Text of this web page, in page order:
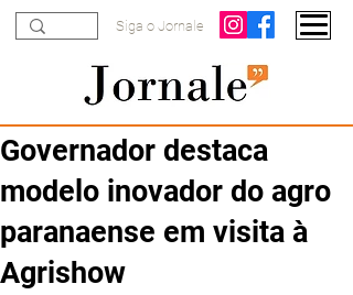
Siga o Jornale
Governador destaca
modelo inovador do agro
paranaense em visita à
Agrishow